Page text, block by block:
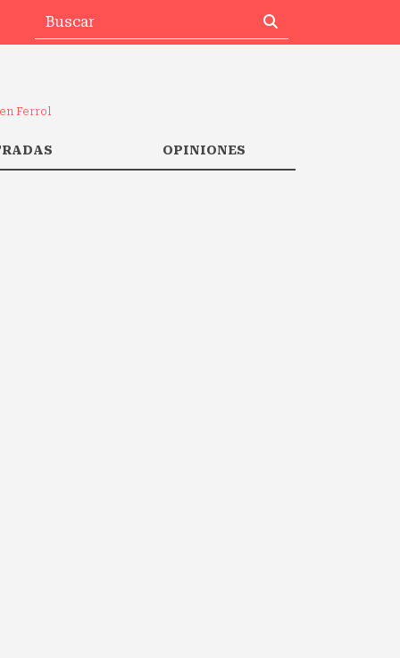
Ferrol
OPINIONES